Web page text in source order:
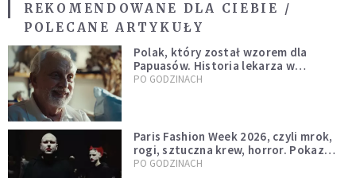
REKOMENDOWANE DLA CIEBIE /
POLECANE ARTYKUŁY
Polak, który został wzorem dla
Papuasów. Historia lekarza w
sutannie, który uleczył dżunglę
PO GODZINACH
Paris Fashion Week 2026, czyli mrok,
rogi, sztuczna krew, horror. Pokaz
mody czy fascynacja diabłem?
PO GODZINACH